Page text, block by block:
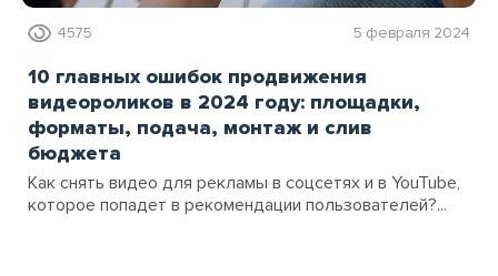
4575 5 февраля 2024
10 главных ошибок продвижения
видеороликов в 2024 году: площадки,
форматы, подача, монтаж и слив
бюджета
Как снять видео для рекламы в соцсетях и в YouTube,
которое попадет в рекомендации пользователей?...